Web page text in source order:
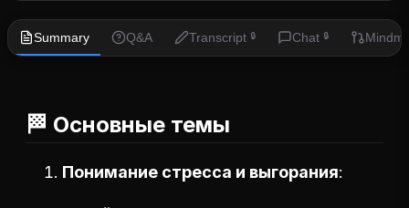
Summary Q&A Transcript 🔒 Chat 🔒
🏁 Основные темы
Понимание стресса и выгорания